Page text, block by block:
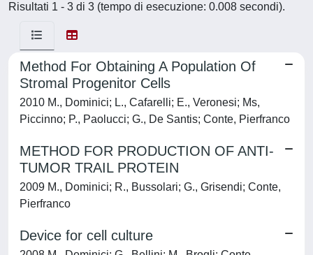
Risultati 1 - 3 di 3 (tempo di esecuzione: 0.008 secondi).
Method For Obtaining A Population Of
Stromal Progenitor Cells
2010 M., Dominici; L., Cafarelli; E., Veronesi; Ms,
Piccinno; P., Paolucci; G., De Santis; Conte, Pierfranco
METHOD FOR PRODUCTION OF ANTI-
TUMOR TRAIL PROTEIN
2009 M., Dominici; R., Bussolari; G., Grisendi; Conte,
Pierfranco
Device for cell culture